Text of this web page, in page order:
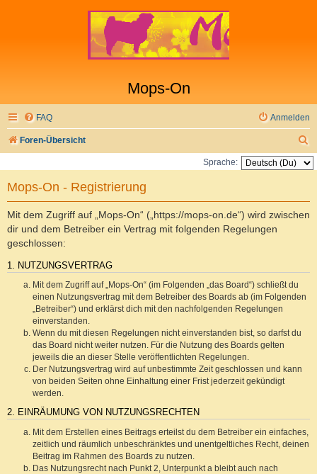
Mops-On
FAQ Anmelden
Foren-Übersicht
u
Sprache:
Mops-On - Registrierung
Mit dem Zugriff auf „Mops-On“ („https://mops-on.de“) wird zwischen
dir und dem Betreiber ein Vertrag mit folgenden Regelungen
geschlossen:
1. NUTZUNGSVERTRAG
Mit dem Zugriff auf „Mops-On“ (im Folgenden „das Board“) schließt du
einen Nutzungsvertrag mit dem Betreiber des Boards ab (im Folgenden
„Betreiber“) und erklärst dich mit den nachfolgenden Regelungen
einverstanden.
Wenn du mit diesen Regelungen nicht einverstanden bist, so darfst du
das Board nicht weiter nutzen. Für die Nutzung des Boards gelten
jeweils die an dieser Stelle veröffentlichten Regelungen.
Der Nutzungsvertrag wird auf unbestimmte Zeit geschlossen und kann
von beiden Seiten ohne Einhaltung einer Frist jederzeit gekündigt
werden.
2. EINRÄUMUNG VON NUTZUNGSRECHTEN
Mit dem Erstellen eines Beitrags erteilst du dem Betreiber ein einfaches,
zeitlich und räumlich unbeschränktes und unentgeltliches Recht, deinen
Beitrag im Rahmen des Boards zu nutzen.
Das Nutzungsrecht nach Punkt 2, Unterpunkt a bleibt auch nach